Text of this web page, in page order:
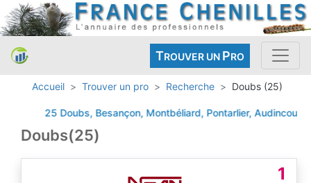
TROUVER UN PRO
Accueil Trouver un pro Recherche Doubs (25)
25 Doubs, Besançon, Montbéliard, Pontarlier, Audincourt,
Doubs(25)
1